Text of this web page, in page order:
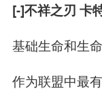
[-]不祥之刃 卡
基础生命和生
作为联盟中最